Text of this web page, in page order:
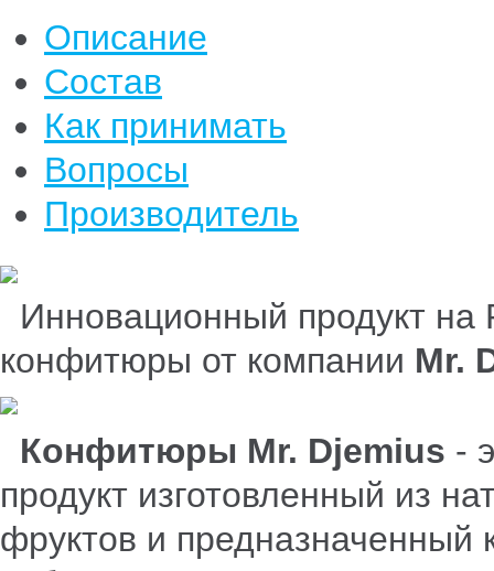
Описание
Состав
Как принимать
Вопросы
Производитель
Инновационный продукт на
конфитюры от компании Mr.
Конфитюры Mr. Djemius -
продукт изготовленный из
фруктов и предназначенный